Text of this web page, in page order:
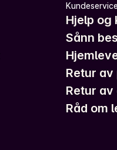
Kundeservice
Hjelp og
Sånn
Retur av
Retur
Råd om